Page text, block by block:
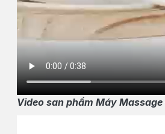
Video san phẩm Máy